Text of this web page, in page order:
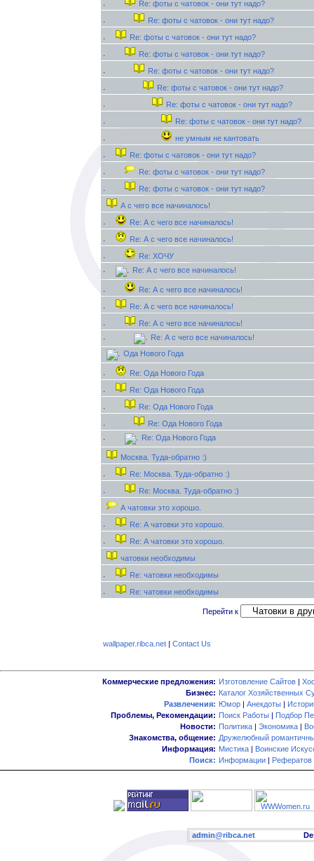
Re: фоты с чатовок - они тут надо?
Re: фоты с чатовок - они тут надо?
Re: фоты с чатовок - они тут надо?
Re: фоты с чатовок - они тут надо?
Re: фоты с чатовок - они тут надо?
Re: фоты с чатовок - они тут надо?
Re: фоты с чатовок - они тут надо?
Re: фоты с чатовок - они тут надо?
не умным не кантовать
Re: фоты с чатовок - они тут надо?
Re: фоты с чатовок - они тут надо?
Re: фоты с чатовок - они тут надо?
А с чего все начиналось!
Re: А с чего все начиналось!
Re: А с чего все начиналось!
Re: ХОЧУ
Re: А с чего все начиналось!
Re: А с чего все начиналось!
Re: А с чего все начиналось!
Re: А с чего все начиналось!
Re: А с чего все начиналось!
Ода Нового Года
Re: Ода Нового Года
Re: Ода Нового Года
Re: Ода Нового Года
Re: Ода Нового Года
Re: Ода Нового Года
Москва. Туда-обратно :)
Re: Москва. Туда-обратно :)
Re: Москва. Туда-обратно :)
А чатовки это хорошо.
Re: А чатовки это хорошо.
Re: А чатовки это хорошо.
чатовки необходимы
Re: чатовки необходимы
Re: чатовки необходимы
Перейти к
wallpaper.ribca.net| Contact Us
Коммерческие предложения: Изготовление Сайтов |
Бизнес: Каталог Хозяйственных
Развлечения: Юмор | Анекдоты |
Проблемы, Рекомендации: Поиск Работы | Подбор
Новости: Политика | Экономика |
Знакомства, общение: Дружелюбный
Информация: Мистика | Воинские
Поиск: Информации | Рефератов
admin@ribca.net